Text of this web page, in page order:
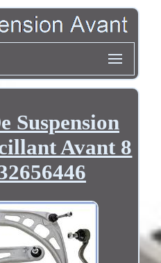
Suspension
Avant 8